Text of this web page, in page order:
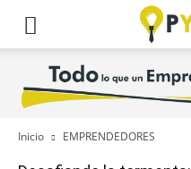
Inicio EMPRENDEDORES